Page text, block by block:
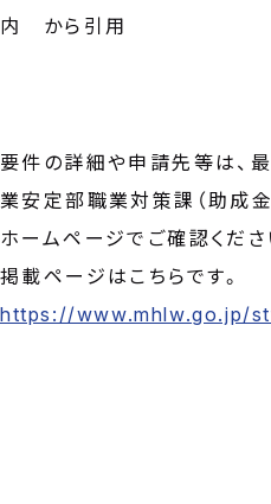
内 から引用
要件の詳細や申請先等は、
業安定部職業対策課（助成
ホームページでご確認くだ
掲載ページはこちらです。
https://www.mhlw.go.jp/